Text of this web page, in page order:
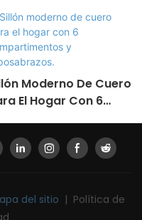
Moderno De Cuero
El Hogar Con 6
del sitio | Política de